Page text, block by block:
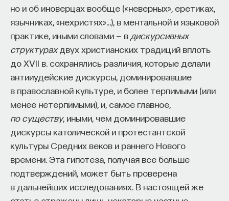
но и об иноверцах вообще («неверных», еретиках,
язычниках, «нехристях»…), в ментальной и языковой
практике, иными словами — в дискурсивных
структурахдвух христианских традиций вплоть
до XVII в. сохранялись различия, которые делали
антииудейские дискурсы, доминировавшие
в православной культуре, и более терпимыми (или
менее нетерпимыми), и, самое главное,
по существу, иными, чем доминировавшие
дискурсы католической и протестантской
культуры Средних веков и раннего Нового
времени. Эта гипотеза, получая все больше
подтверждений, может быть проверена
в дальнейших исследованиях. В настоящей же